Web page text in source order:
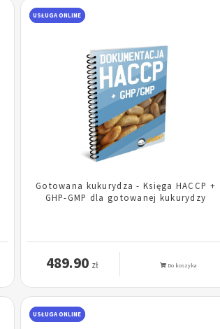
USŁUGA ONLINE
Gotowana kukurydza - Księga HACCP +
GHP-GMP dla gotowanej kukurydzy
489.90 zł Do koszyka
USŁUGA ONLINE